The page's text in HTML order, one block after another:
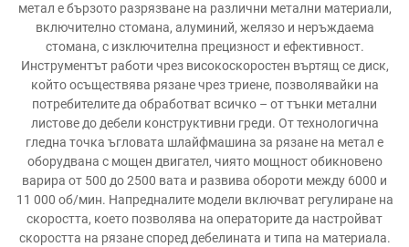
метал е бързото разрязване на различни метални материали,
включително стомана, алуминий, желязо и неръждаема
стомана, с изключителна прецизност и ефективност.
Инструментът работи чрез високоскоростен въртящ се диск,
който осъществява рязане чрез триене, позволявайки на
потребителите да обработват всичко – от тънки метални
листове до дебели конструктивни греди. От технологична
гледна точка ъгловата шлайфмашина за рязане на метал е
оборудвана с мощен двигател, чиято мощност обикновено
варира от 500 до 2500 вата и развива обороти между 6000 и
11 000 об/мин. Напредналите модели включват регулиране на
скоростта, което позволява на операторите да настройват
скоростта на рязане според дебелината и типа на материала.